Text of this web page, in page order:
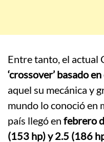
Entre tanto, el actual
‘crossover’ basado
aquel su mecánica y
mundo lo conoció en
país llegó en febrero
(153 hp) y 2.5 (186